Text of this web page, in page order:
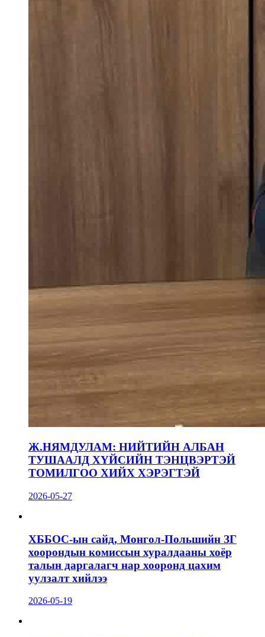
Ж.НЯМДУЛАМ: НИЙТИЙН АЛБАН
ТУШААЛД ХҮЙСИЙН ТЭНЦВЭРТЭЙ
ТОМИЛГОО ХИЙХ ХЭРЭГТЭЙ
2026-05-27
ХББОС-ын сайд, Монгол-Польшийн ЗГ
хоорондын комиссын хуралдааны хоёр
талын даргалагч нар хооронд цахим
уулзалт хийлээ
2026-05-19